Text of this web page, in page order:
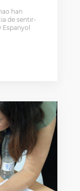
han
de sentir-
Espanyol